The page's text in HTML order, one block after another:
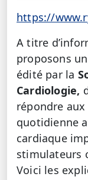
https://
A titre
proposons
édité par la
Cardiologie,
répondre
quotidienne
cardiaque
stimulateurs
Voici les